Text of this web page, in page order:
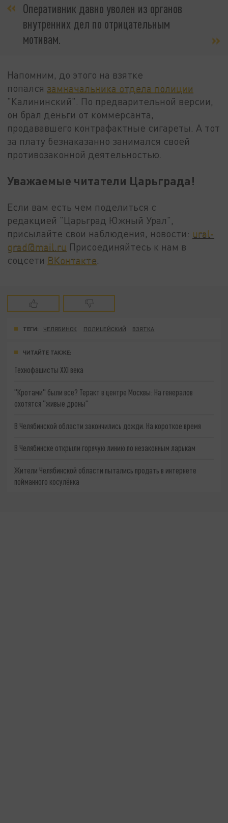
Оперативник давно уволен из органов
внутренних дел по отрицательным
мотивам.
Напомним, до этого на взятке
попался замначальника отдела полиции
"Калининский". По предварительной версии,
он брал деньги от коммерсанта,
продававшего контрафактные сигареты. А тот
за плату безнаказанно занимался своей
противозаконной деятельностью.
Уважаемые читатели Царьграда!
Если вам есть чем поделиться с
редакцией "Царьград Южный Урал",
присылайте свои наблюдения, новости: ural-
grad@mail.ru Присоединяйтесь к нам в
соцсети ВКонтакте
ТЕГИ: ЧЕЛЯБИНСК ПОЛИЦЕЙСКИЙ ВЗЯТКА
ЧИТАЙТЕ ТАКЖЕ:
Технофашисты XXI века
"Кротами" были все? Теракт в центре Москвы: На генералов
охотятся "живые дроны"
В Челябинской области закончились дожди. На короткое время
В Челябинске открыли горячую линию по незаконным ларькам
Жители Челябинской области пытались продать в интернете
пойманного косулёнка